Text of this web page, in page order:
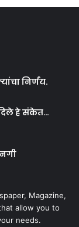
निर्णय.
हे संकेत…
Magazine,
allow you to
needs.